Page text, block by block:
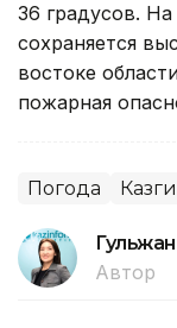
36 градусов.
сохраняется
востоке
пожарная
Погода
Автор